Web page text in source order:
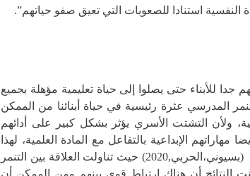
النفسية استنادا للصعوبات التي تعيق صفو حياتهم”.
جدا للأبناء حتى يصلوا إلى حياة تعليمية مؤهلة بجميع
المدرسي عثرة رئيسية في حياة أبنائنا من الممكن
ولأن التشتت الأسري يؤثر بشكل كبير على أدائهم
مهاراتهم الإبداعية بالتفاعل مع المادة العلمية، لهذا
اتفقت كثيرا مع دراسة للباحثتين (بسيوني،الحربي,2020) حيث تناولت العلاقة بين التنمر
النتائج أن هناك ارتباط قوي بينهم ومن الممكن أن